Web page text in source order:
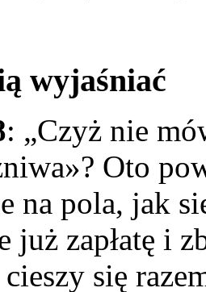
wyjaśniać
: „Czyż nie
Oto
na pola, jak
już zapłatę i
się